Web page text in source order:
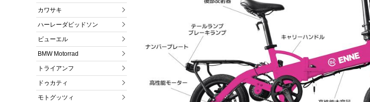
カワサキ
ハーレーダビッドソン
ビューエル
BMW Motorrad
トライアンフ
ドゥカティ
モトグッツィ